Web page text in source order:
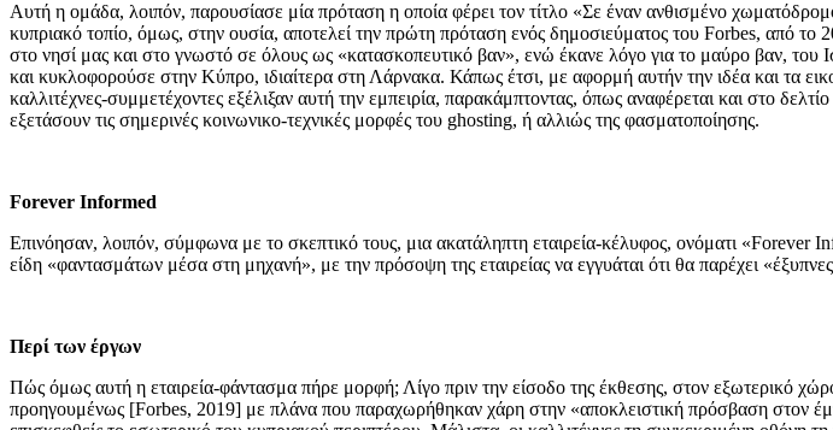
Αυτή η ομάδα, λοιπόν, παρουσίασε μία πρόταση η οποία φέρει τον τίτλο «Σε έναν ανθισμένο
κυπριακό τοπίο, όμως, στην ουσία, αποτελεί την πρώτη πρόταση ενός δημοσιεύματος του Forbes,
στο νησί μας και στο γνωστό σε όλους ως «κατασκοπευτικό βαν», ενώ έκανε λόγο για το μαύρο βαν,
και κυκλοφορούσε στην Κύπρο, ιδιαίτερα στη Λάρνακα. Κάπως έτσι, με αφορμή αυτήν την ιδέα και τα
καλλιτέχνες-συμμετέχοντες εξέλιξαν αυτή την εμπειρία, παρακάμπτοντας, όπως αναφέρεται και στο
εξετάσουν τις σημερινές κοινωνικο-τεχνικές μορφές του ghosting, ή αλλιώς της φασματοποίησης.
Forever Informed
Επινόησαν, λοιπόν, σύμφωνα με το σκεπτικό τους, μια ακατάληπτη εταιρεία-κέλυφος, ονόματι «Forever
είδη «φαντασμάτων μέσα στη μηχανή», με την πρόσοψη της εταιρείας να εγγυάται ότι θα παρέχει
Περί των έργων
Πώς όμως αυτή η εταιρεία-φάντασμα πήρε μορφή; Λίγο πριν την είσοδο της έκθεσης, στον εξωτερικό
προηγουμένως [Forbes, 2019] με πλάνα που παραχωρήθηκαν χάρη στην «αποκλειστική πρόσβαση στον